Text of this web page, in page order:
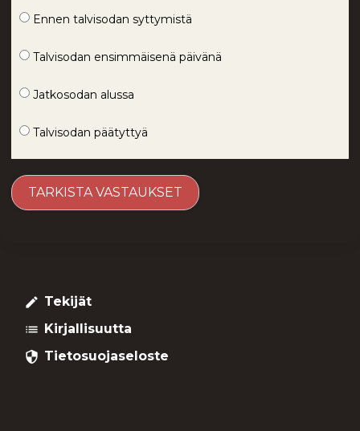
Ennen talvisodan syttymistä
Talvisodan ensimmäisenä päivänä
Jatkosodan alussa
Talvisodan päätyttyä
create Tekijät
list Kirjallisuutta
security Tietosuojaseloste